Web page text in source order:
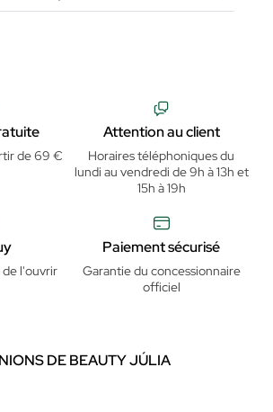
de 69 €
Attention au client
Horaires téléphoniques du
lundi au vendredi de 9h à 13h et
15h à 19h
de l'ouvrir
Paiement sécurisé
Garantie du concessionnaire
officiel
DE BEAUTY JÚLIA